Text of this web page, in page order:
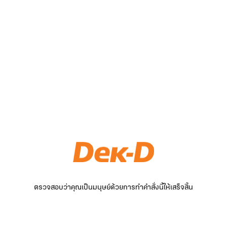
ตรวจสอบว่าคุณเป็นมนุษย์ด้วยการทำคำสั่งนี้ให้เสร็จสิ้น